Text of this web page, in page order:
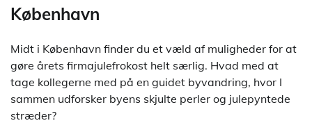
København
Midt i København finder du et væld af muligheder for at
gøre årets firmajulefrokost helt særlig. Hvad med at
tage kollegerne med på en guidet byvandring, hvor I
sammen udforsker byens skjulte perler og julepyntede
stræder?